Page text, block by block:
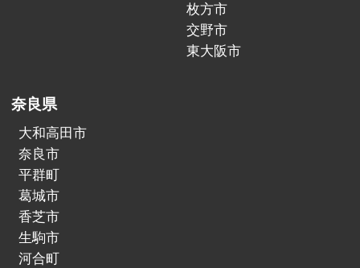
枚方市
交野市
東大阪市
奈良県
大和高田市
奈良市
平群町
葛城市
香芝市
生駒市
河合町